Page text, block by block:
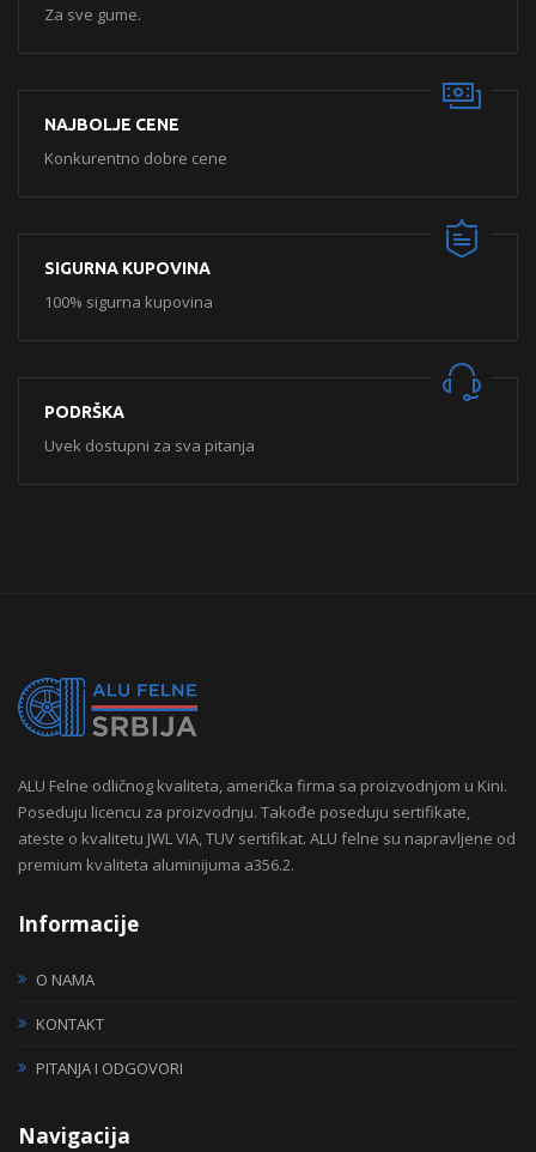
Za sve gume.
NAJBOLJE CENE
Konkurentno dobre cene
SIGURNA KUPOVINA
100% sigurna kupovina
PODRŠKA
Uvek dostupni za sva pitanja
ALU Felne odličnog kvaliteta, američka firma sa proizvodnjom u Kini.
Poseduju licencu za proizvodnju. Takođe poseduju sertifikate,
ateste o kvalitetu JWL VIA, TUV sertifikat. ALU felne su napravljene od
premium kvaliteta aluminijuma a356.2.
Informacije
O NAMA
KONTAKT
PITANJA I ODGOVORI
Navigacija